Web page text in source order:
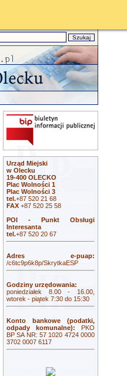
Urząd Miejski
w Olecku
19-400 OLECKO
Plac Wolności 1
Plac Wolności 3
tel.+87 520 21 68
FAX +87 520 25 58
POI - Punkt Obsługi
Interesanta
tel.+87 520 20 67
Adres e-puap:
/c6tc9p6k8p/SkrytkaESP
Godziny urzędowania:
poniedziałek 8.00 - 16.00,
wtorek - piątek 7:30 do 15:30
Konto bankowe (podatki,
odpady komunalne): PKO
BP SA NR: 57 1020 4724 0000
3702 0007 6117